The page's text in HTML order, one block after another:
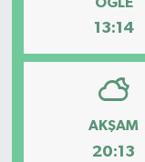
13:14
AKŞAM
20:13